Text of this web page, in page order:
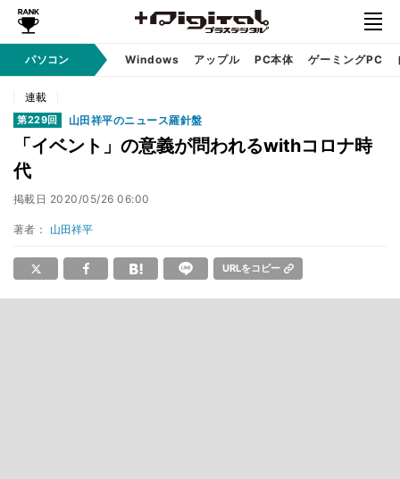
パソコン Windows アップル PC本体 ゲーミングPC
連載
第229回 山田祥平のニュース羅針盤
「イベント」の意義が問われるwithコロナ時
代
掲載日 2020/05/26 06:00
著者： 山田祥平
URLをコピー